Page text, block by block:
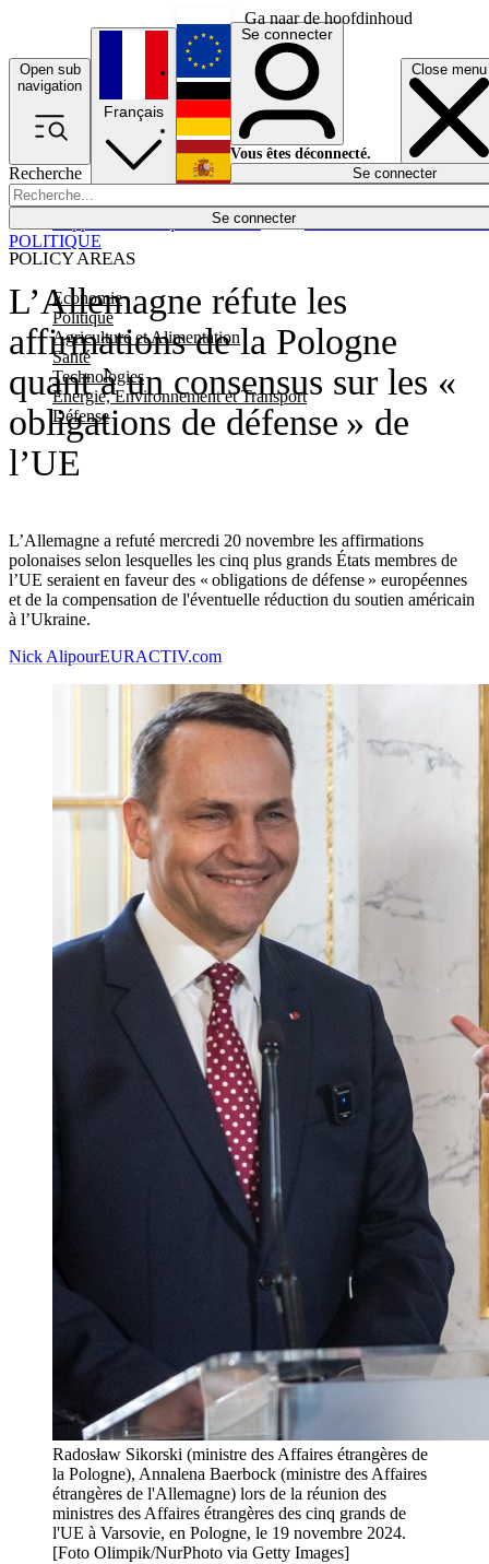
Ga naar de hoofdinhoud
Open sub
navigation
Close menu
Recherche
Se connecter
POLICY AREAS
Economie
Politique
Agriculture et Alimentation
Santé
Technologies
Energie, Environnement et Transport
Défense
Économie
Français
English
Deutsch
Español
Se connecter
Vous êtes déconnecté.
Se connecter
L’Allemagne réfute les
affirmations de la Pologne
quant à un consensus sur les «
obligations de défense » de
l’UE
L’Allemagne a refuté mercredi 20 novembre les affirmations
polonaises selon lesquelles les cinq plus grands États membres de
l’UE seraient en faveur des « obligations de défense » européennes
et de la compensation de l'éventuelle réduction du soutien américain
à l’Ukraine.
POLITIQUE
Nick AlipourEURACTIV.com
Radosław Sikorski (ministre des Affaires étrangères de
la Pologne), Annalena Baerbock (ministre des Affaires
étrangères de l'Allemagne) lors de la réunion des
ministres des Affaires étrangères des cinq grands de
l'UE à Varsovie, en Pologne, le 19 novembre 2024.
[Foto Olimpik/NurPhoto via Getty Images]